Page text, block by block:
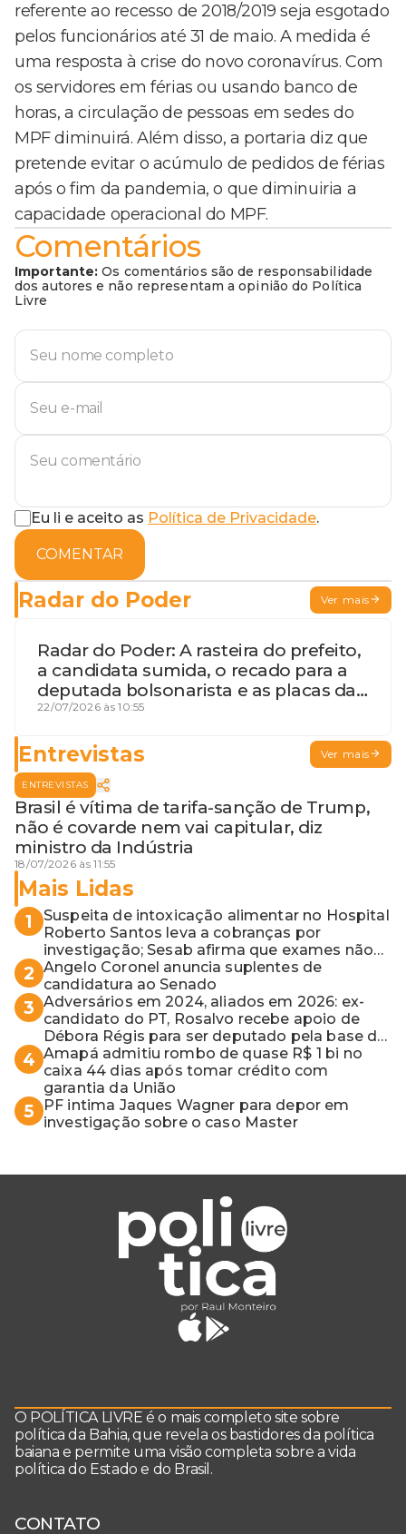
referente ao recesso de 2018/2019 seja esgotado
pelos funcionários até 31 de maio. A medida é
uma resposta à crise do novo coronavírus. Com
os servidores em férias ou usando banco de
horas, a circulação de pessoas em sedes do
MPF diminuirá. Além disso, a portaria diz que
pretende evitar o acúmulo de pedidos de férias
após o fim da pandemia, o que diminuiria a
capacidade operacional do MPF.
Comentários
Importante: Os comentários são de responsabilidade
dos autores e não representam a opinião do Política
Livre
Eu li e aceito as Política de Privacidade.
COMENTAR
Radar do Poder Ver mais
Radar do Poder: A rasteira do prefeito,
a candidata sumida, o recado para a
deputada bolsonarista e as placas da
discórdia
22/07/2026 às 10:55
Entrevistas Ver mais
ENTREVISTAS
Brasil é vítima de tarifa-sanção de Trump,
não é covarde nem vai capitular, diz
ministro da Indústria
18/07/2026 às 11:55
Mais Lidas
1
Suspeita de intoxicação alimentar no Hospital
Roberto Santos leva a cobranças por
investigação; Sesab afirma que exames não
apontaram contaminação
2 Angelo Coronel anuncia suplentes de
candidatura ao Senado
3 Adversários em 2024, aliados em 2026: ex-
candidato do PT, Rosalvo recebe apoio de
Débora Régis para ser deputado pela base de
ACM Neto
4 Amapá admitiu rombo de quase R$ 1 bi no
caixa 44 dias após tomar crédito com
garantia da União
5
PF intima Jaques Wagner para depor em
investigação sobre o caso Master
O POLÍTICA LIVRE é o mais completo site sobre
política da Bahia, que revela os bastidores da política
baiana e permite uma visão completa sobre a vida
política do Estado e do Brasil.
CONTATO